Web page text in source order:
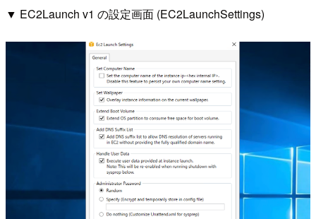
▼ EC2Launch v1 の設定画面 (EC2LaunchSettings)